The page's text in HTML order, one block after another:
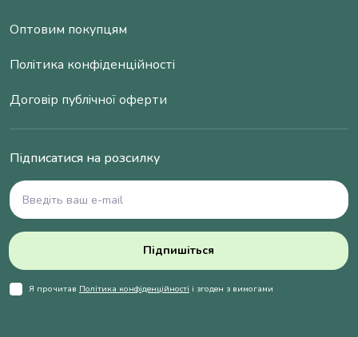
Оптовим покупцям
Політика конфіденційності
Договір публічної оферти
Підписатися на розсилку
Підпишіться
Я прочитав Політика конфіденційності і згоден з вимогами